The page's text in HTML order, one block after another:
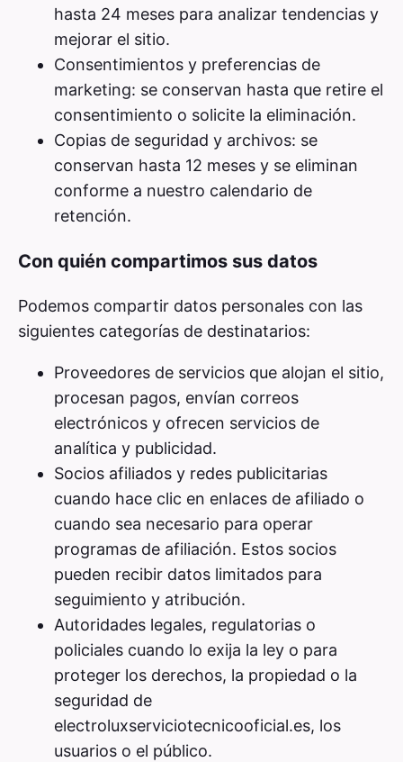
hasta 24 meses para analizar tendencias y
mejorar el sitio.
Consentimientos y preferencias de
marketing: se conservan hasta que retire el
consentimiento o solicite la eliminación.
Copias de seguridad y archivos: se
conservan hasta 12 meses y se eliminan
conforme a nuestro calendario de
retención.
Con quién compartimos sus datos
Podemos compartir datos personales con las
siguientes categorías de destinatarios:
Proveedores de servicios que alojan el sitio,
procesan pagos, envían correos
electrónicos y ofrecen servicios de
analítica y publicidad.
Socios afiliados y redes publicitarias
cuando hace clic en enlaces de afiliado o
cuando sea necesario para operar
programas de afiliación. Estos socios
pueden recibir datos limitados para
seguimiento y atribución.
Autoridades legales, regulatorias o
policiales cuando lo exija la ley o para
proteger los derechos, la propiedad o la
seguridad de
electroluxserviciotecnicooficial.es, los
usuarios o el público.